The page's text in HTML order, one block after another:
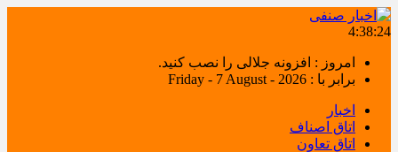
4:38:25
امروز : افزونه جلالی را نصب کنید.
برابر با : Friday - 7 August - 2026
اخبار
اتاق اصناف
اتاق تعاون